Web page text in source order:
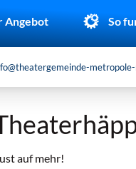
Angebot So
auf mehr!